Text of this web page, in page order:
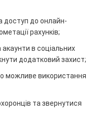
доступ до онлайн-
рахунків;
в соціальних
додатковий захист;
можливе використання
та звернутися